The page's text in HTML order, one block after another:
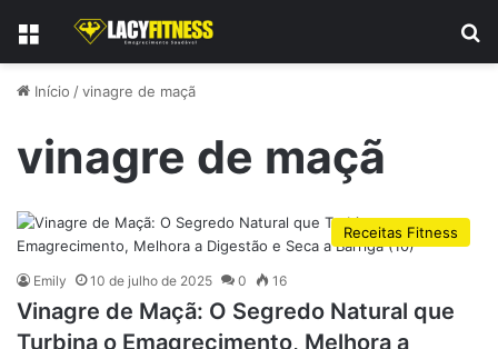
Menu
Início /vinagre de maçã
vinagre de maçã
Receitas Fitness
Emily 10 de julho de 2025 0 16
Vinagre de Maçã: O Segredo Natural que
Turbina o Emagrecimento, Melhora a